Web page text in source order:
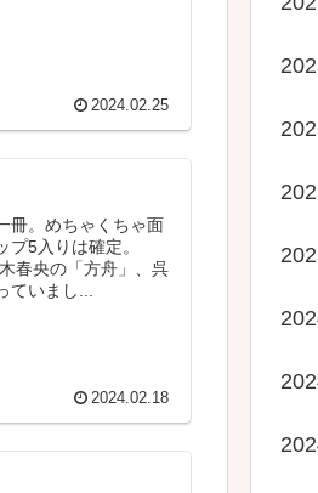
2024.02.25
冊。めちゃくちゃ面
5入りは確定。
春央の「方舟」、呉
いまし...
2024.02.18